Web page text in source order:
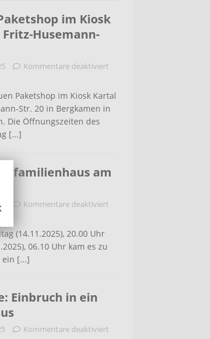
im Kiosk
Husemann-
Kommentare deaktiviert
Paketshop im Kiosk Kartal
Str. 20 in Bergkamen in
Die Öffnungszeiten des
[...]
am
Kommentare deaktiviert
(14.11.2025), 20.00 Uhr
06.10 Uhr kam es zu
ein [...]
Einbruch in ein
Kommentare deaktiviert